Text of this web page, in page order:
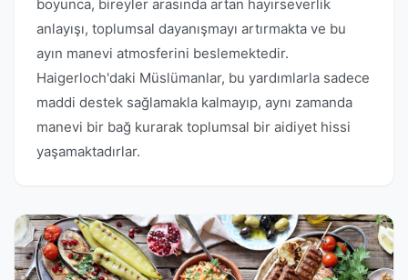
boyunca, bireyler arasında artan hayırseverlik
anlayışı, toplumsal dayanışmayı artırmakta ve bu
ayın manevi atmosferini beslemektedir.
Haigerloch'daki Müslümanlar, bu yardımlarla sadece
maddi destek sağlamakla kalmayıp, aynı zamanda
manevi bir bağ kurarak toplumsal bir aidiyet hissi
yaşamaktadırlar.